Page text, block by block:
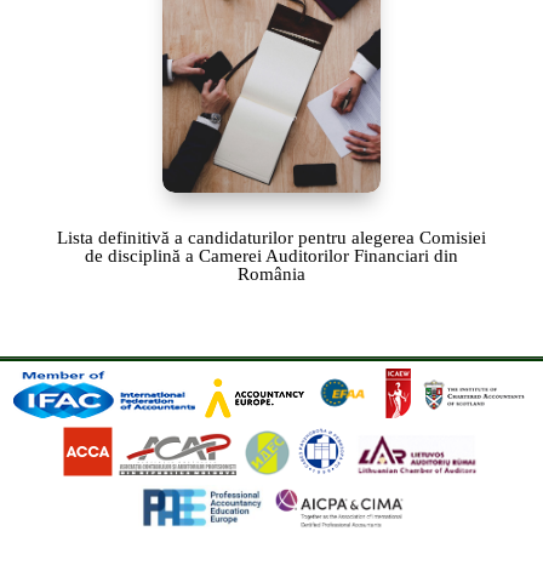
Lista definitivă a candidaturilor pentru alegerea Comisiei
de disciplină a Camerei Auditorilor Financiari din
România